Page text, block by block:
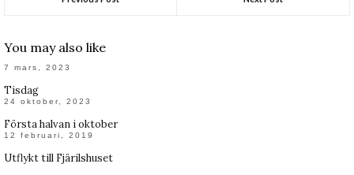
You may also like
7 mars, 2023
Tisdag
24 oktober, 2023
Första halvan i oktober
12 februari, 2019
Utflykt till Fjärilshuset